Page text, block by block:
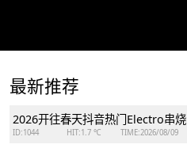
最新推荐
2026开往春天抖音热门Electro串烧
ID:1044 HIT:1.7 ℃ TIME:2026/08/09